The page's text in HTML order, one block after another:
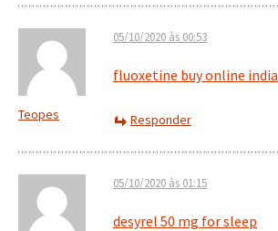
Teopes
05/10/2020 às 00:53
fluoxetine buy online india
Responder
05/10/2020 às 01:15
desyrel 50 mg for sleep